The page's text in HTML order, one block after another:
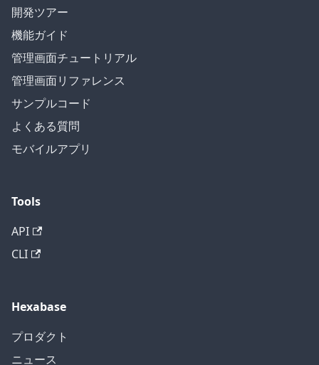
開発ツアー
機能ガイド
管理画面チュートリアル
管理画面リファレンス
サンプルコード
よくある質問
モバイルアプリ
Tools
API
CLI
Hexabase
プロダクト
ニュース